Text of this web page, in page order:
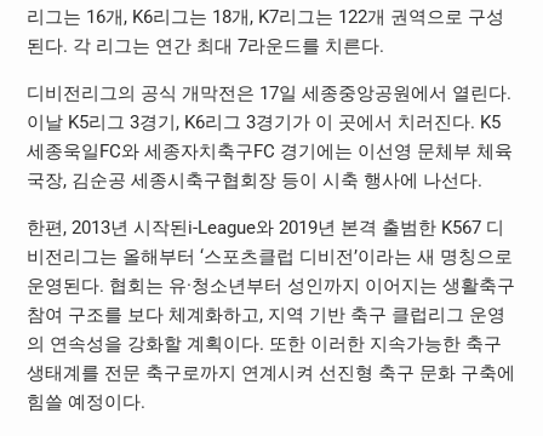
리그는 16개, K6리그는 18개, K7리그는 122개 권역으로 구성
된다. 각 리그는 연간 최대 7라운드를 치른다.
디비전리그의 공식 개막전은 17일 세종중앙공원에서 열린다.
이날 K5리그 3경기, K6리그 3경기가 이 곳에서 치러진다. K5
세종욱일FC와 세종자치축구FC 경기에는 이선영 문체부 체육
국장, 김순공 세종시축구협회장 등이 시축 행사에 나선다.
한편, 2013년 시작된i-League와 2019년 본격 출범한 K567 디
비전리그는 올해부터 ‘스포츠클럽 디비전’이라는 새 명칭으로
운영된다. 협회는 유·청소년부터 성인까지 이어지는 생활축구
참여 구조를 보다 체계화하고, 지역 기반 축구 클럽리그 운영
의 연속성을 강화할 계획이다. 또한 이러한 지속가능한 축구
생태계를 전문 축구로까지 연계시켜 선진형 축구 문화 구축에
힘쓸 예정이다.